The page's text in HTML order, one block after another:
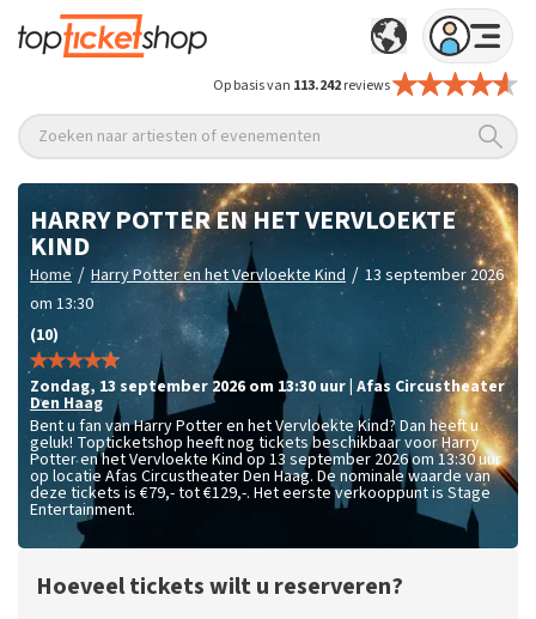
Op basis van 113.242reviews
Zoeken naar artiesten of evenementen
HARRY POTTER EN HET VERVLOEKTE
KIND
Home / Harry Potter en het Vervloekte Kind / 13 september 2026
om 13:30
(10)
zondag, 13 september 2026 om 13:30 uur Afas Circustheater
Den Haag
Bent u fan van Harry Potter en het Vervloekte Kind? Dan heeft u
geluk! Topticketshop heeft nog tickets beschikbaar voor Harry
Potter en het Vervloekte Kind op 13 september 2026 om 13:30 uur
op locatie Afas Circustheater Den Haag. De nominale waarde van
deze tickets is €79,- tot €129,-. Het eerste verkooppunt is Stage
Entertainment.
Hoeveel tickets wilt u reserveren?